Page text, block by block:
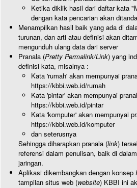
Ketika diklik hasil dari daftar kata
dengan kata pencarian akan
Menampilkan hasil baik yang ada di
turunan, dan arti atau definisi akan
mengunduh ulang data dari server
Pranala (Pretty Permalink/Link) yang
definisi kata, misalnya :
Kata 'rumah' akan mempunyai
https://kbbi.web.id/rumah
Kata 'pintar' akan mempunyai
https://kbbi.web.id/pintar
Kata 'komputer' akan mempunyai
https://kbbi.web.id/komputer
dan seterusnya
Sehingga diharapkan pranala (link)
referensi dalam penulisan, baik di
jaringan.
Aplikasi dikembangkan dengan konsep
tampilan situs web (website) KBBI ini